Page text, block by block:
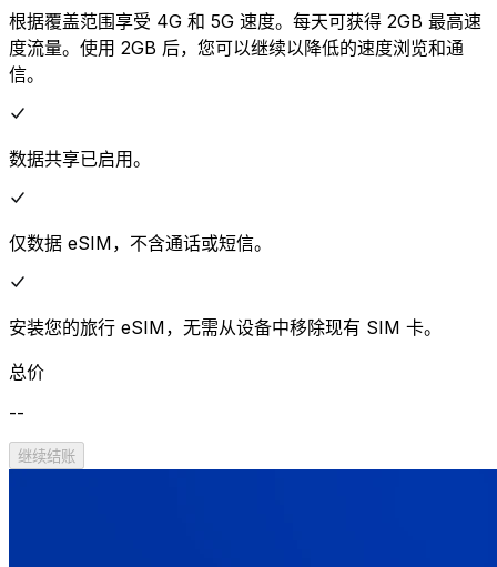
根据覆盖范围享受 4G 和 5G 速度。每天可获得 2GB 最高速
度流量。使用 2GB 后，您可以继续以降低的速度浏览和通
信。
数据共享已启用。
仅数据 eSIM，不含通话或短信。
安装您的旅行 eSIM，无需从设备中移除现有 SIM 卡。
总价
--
继续结账